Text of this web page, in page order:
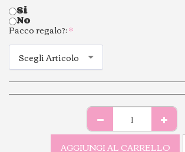
Si
No
Pacco regalo?:*
Scegli Articolo
AGGIUNGI AL CARRELLO